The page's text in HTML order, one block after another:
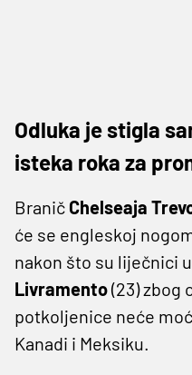
Odluka je stigla
isteka roka za
Branič Chelseaja
će se engleskoj
nakon što su liječnici
Livramento(23) zbog
potkoljenice neće
Kanadi i Meksiku.